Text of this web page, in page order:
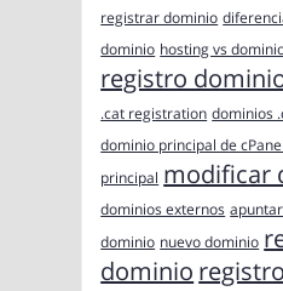
registrar dominio
dominio hosting vs
registro
.cat registration dominios
dominio principal de cPanel
principal modificar
dominios externos
dominio nuevo dominio
dominio